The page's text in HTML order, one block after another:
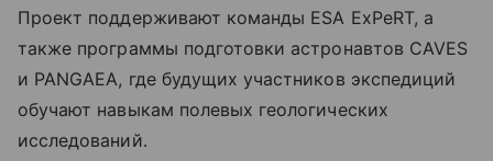
Проект поддерживают команды ESA ExPeRT, а
также программы подготовки астронавтов CAVES
и PANGAEA, где будущих участников экспедиций
обучают навыкам полевых геологических
исследований.